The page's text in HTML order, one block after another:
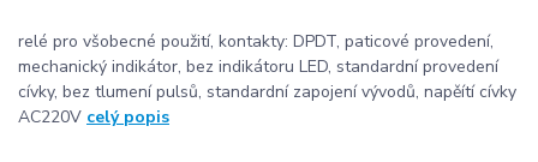
relé pro všobecné použití, kontakty: DPDT, paticové provedení,
mechanický indikátor, bez indikátoru LED, standardní provedení
cívky, bez tlumení pulsů, standardní zapojení vývodů, napěítí cívky
AC220V celý popis